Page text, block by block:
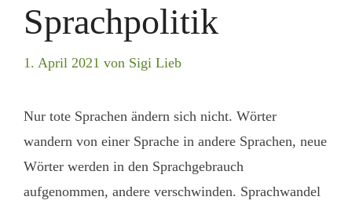
Sprachpolitik
1. April 2021 von Sigi Lieb
Nur tote Sprachen ändern sich nicht. Wörter
wandern von einer Sprache in andere Sprachen, neue
Wörter werden in den Sprachgebrauch
aufgenommen, andere verschwinden. Sprachwandel